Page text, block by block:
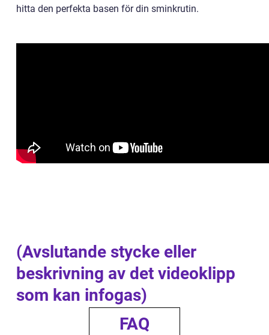
hitta den perfekta basen för din sminkrutin.
(Avslutande stycke eller
beskrivning av det videoklipp
som kan infogas)
FAQ